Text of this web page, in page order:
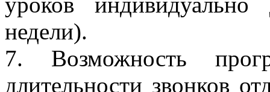
недели).
7. Возможность
длительности звонков